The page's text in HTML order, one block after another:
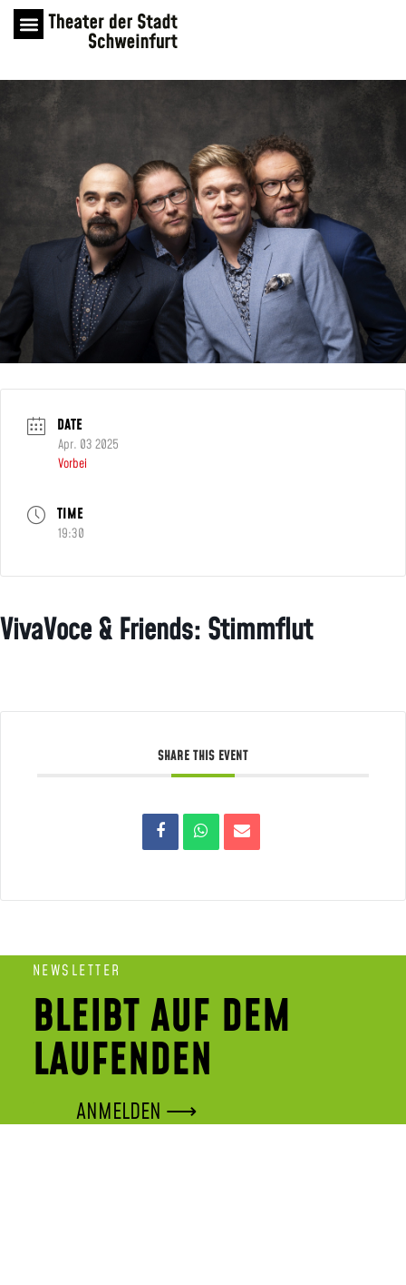
DATE
Apr. 03 2025
Vorbei
TIME
19:30
VivaVoce & Friends: Stimmflut
SHARE THIS EVENT
NEWSLETTER
BLEIBT AUF DEM
LAUFENDEN
ANMELDEN ⟶